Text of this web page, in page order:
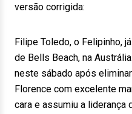
versão corrigida:
Filipe Toledo, o Felipinho,
de Bells Beach, na
neste sábado após
Florence com excelente
cara e assumiu a liderança